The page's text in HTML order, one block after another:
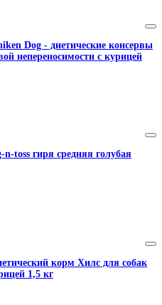
Dog - диетические консервы
непереносимости с курицей
toss гиря средняя голубая
корм Хилс для собак
1,5 кг